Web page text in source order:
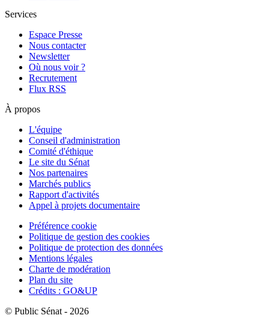
Services
Espace Presse
Nous contacter
Newsletter
Où nous voir ?
Recrutement
Flux RSS
À propos
L'équipe
Conseil d'administration
Comité d'éthique
Le site du Sénat
Nos partenaires
Marchés publics
Rapport d'activités
Appel à projets documentaire
Préférence cookie
Politique de gestion des cookies
Politique de protection des données
Mentions légales
Charte de modération
Plan du site
Crédits : GO&UP
© Public Sénat - 2026